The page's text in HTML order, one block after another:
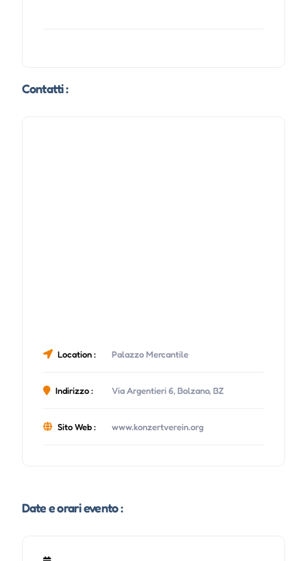
Contatti :
Location : Palazzo Mercantile
Indirizzo : Via Argentieri 6, Bolzano, BZ
Sito Web : www.konzertverein.org
Date e orari evento :